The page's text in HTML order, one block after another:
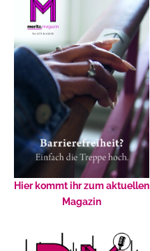
Hier kommt ihr zum aktuellen
Magazin